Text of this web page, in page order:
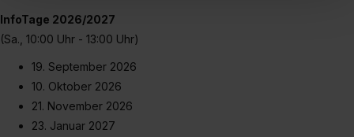
einverstanden, dass dir nach Setzen der Cookies externe
Inhalte (z.B. Videos oder Posts) angezeigt und hierfür
erforderliche personenbezogene Daten an Social Media
InfoTage 2026/2027
(Sa., 10:00 Uhr - 13:00 Uhr)
19. September 2026
10. Oktober 2026
21. November 2026
23. Januar 2027